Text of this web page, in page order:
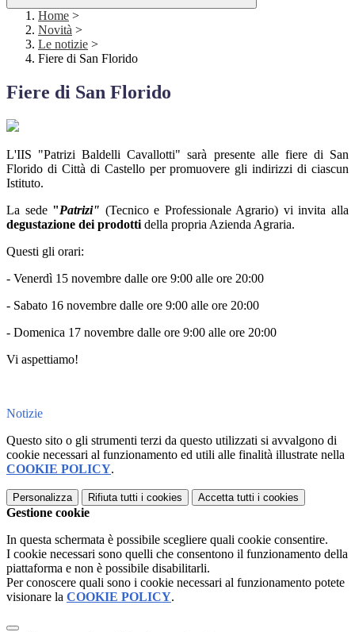
Home >
Novità >
Le notizie >
Fiere di San Florido
Fiere di San Florido
L'IIS "Patrizi Baldelli Cavallotti" sarà presente alle fiere di San
Florido di Città di Castello per promuovere gli indirizzi di ciascun
Istituto.
La sede "Patrizi" (Tecnico e Professionale Agrario) vi invita alla
degustazione dei prodotti della propria Azienda Agraria.
Questi gli orari:
- Venerdì 15 novembre dalle ore 9:00 alle ore 20:00
- Sabato 16 novembre dalle ore 9:00 alle ore 20:00
- Domenica 17 novembre dalle ore 9:00 alle ore 20:00
Vi aspettiamo!
Notizie
Questo sito o gli strumenti terzi da questo utilizzati si avvalgono di
cookie necessari al funzionamento ed utili alle finalità illustrate nella
COOKIE POLICY.
Personalizza Rifiuta tutti i cookies Accetta tutti i cookies
Gestione cookie
In questa schermata è possibile scegliere quali cookie consentire.
I cookie necessari sono quelli che consentono il funzionamento della
piattaforma e non è possibile disabilitarli.
Per conoscere quali sono i cookie necessari al funzionamento potete
visionare la COOKIE POLICY.